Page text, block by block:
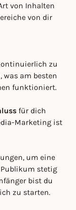
von Inhalten
von dir
zu
was am besten
funktioniert.
für dich
Marketing ist
um eine
stetig
bist du
zu starten.